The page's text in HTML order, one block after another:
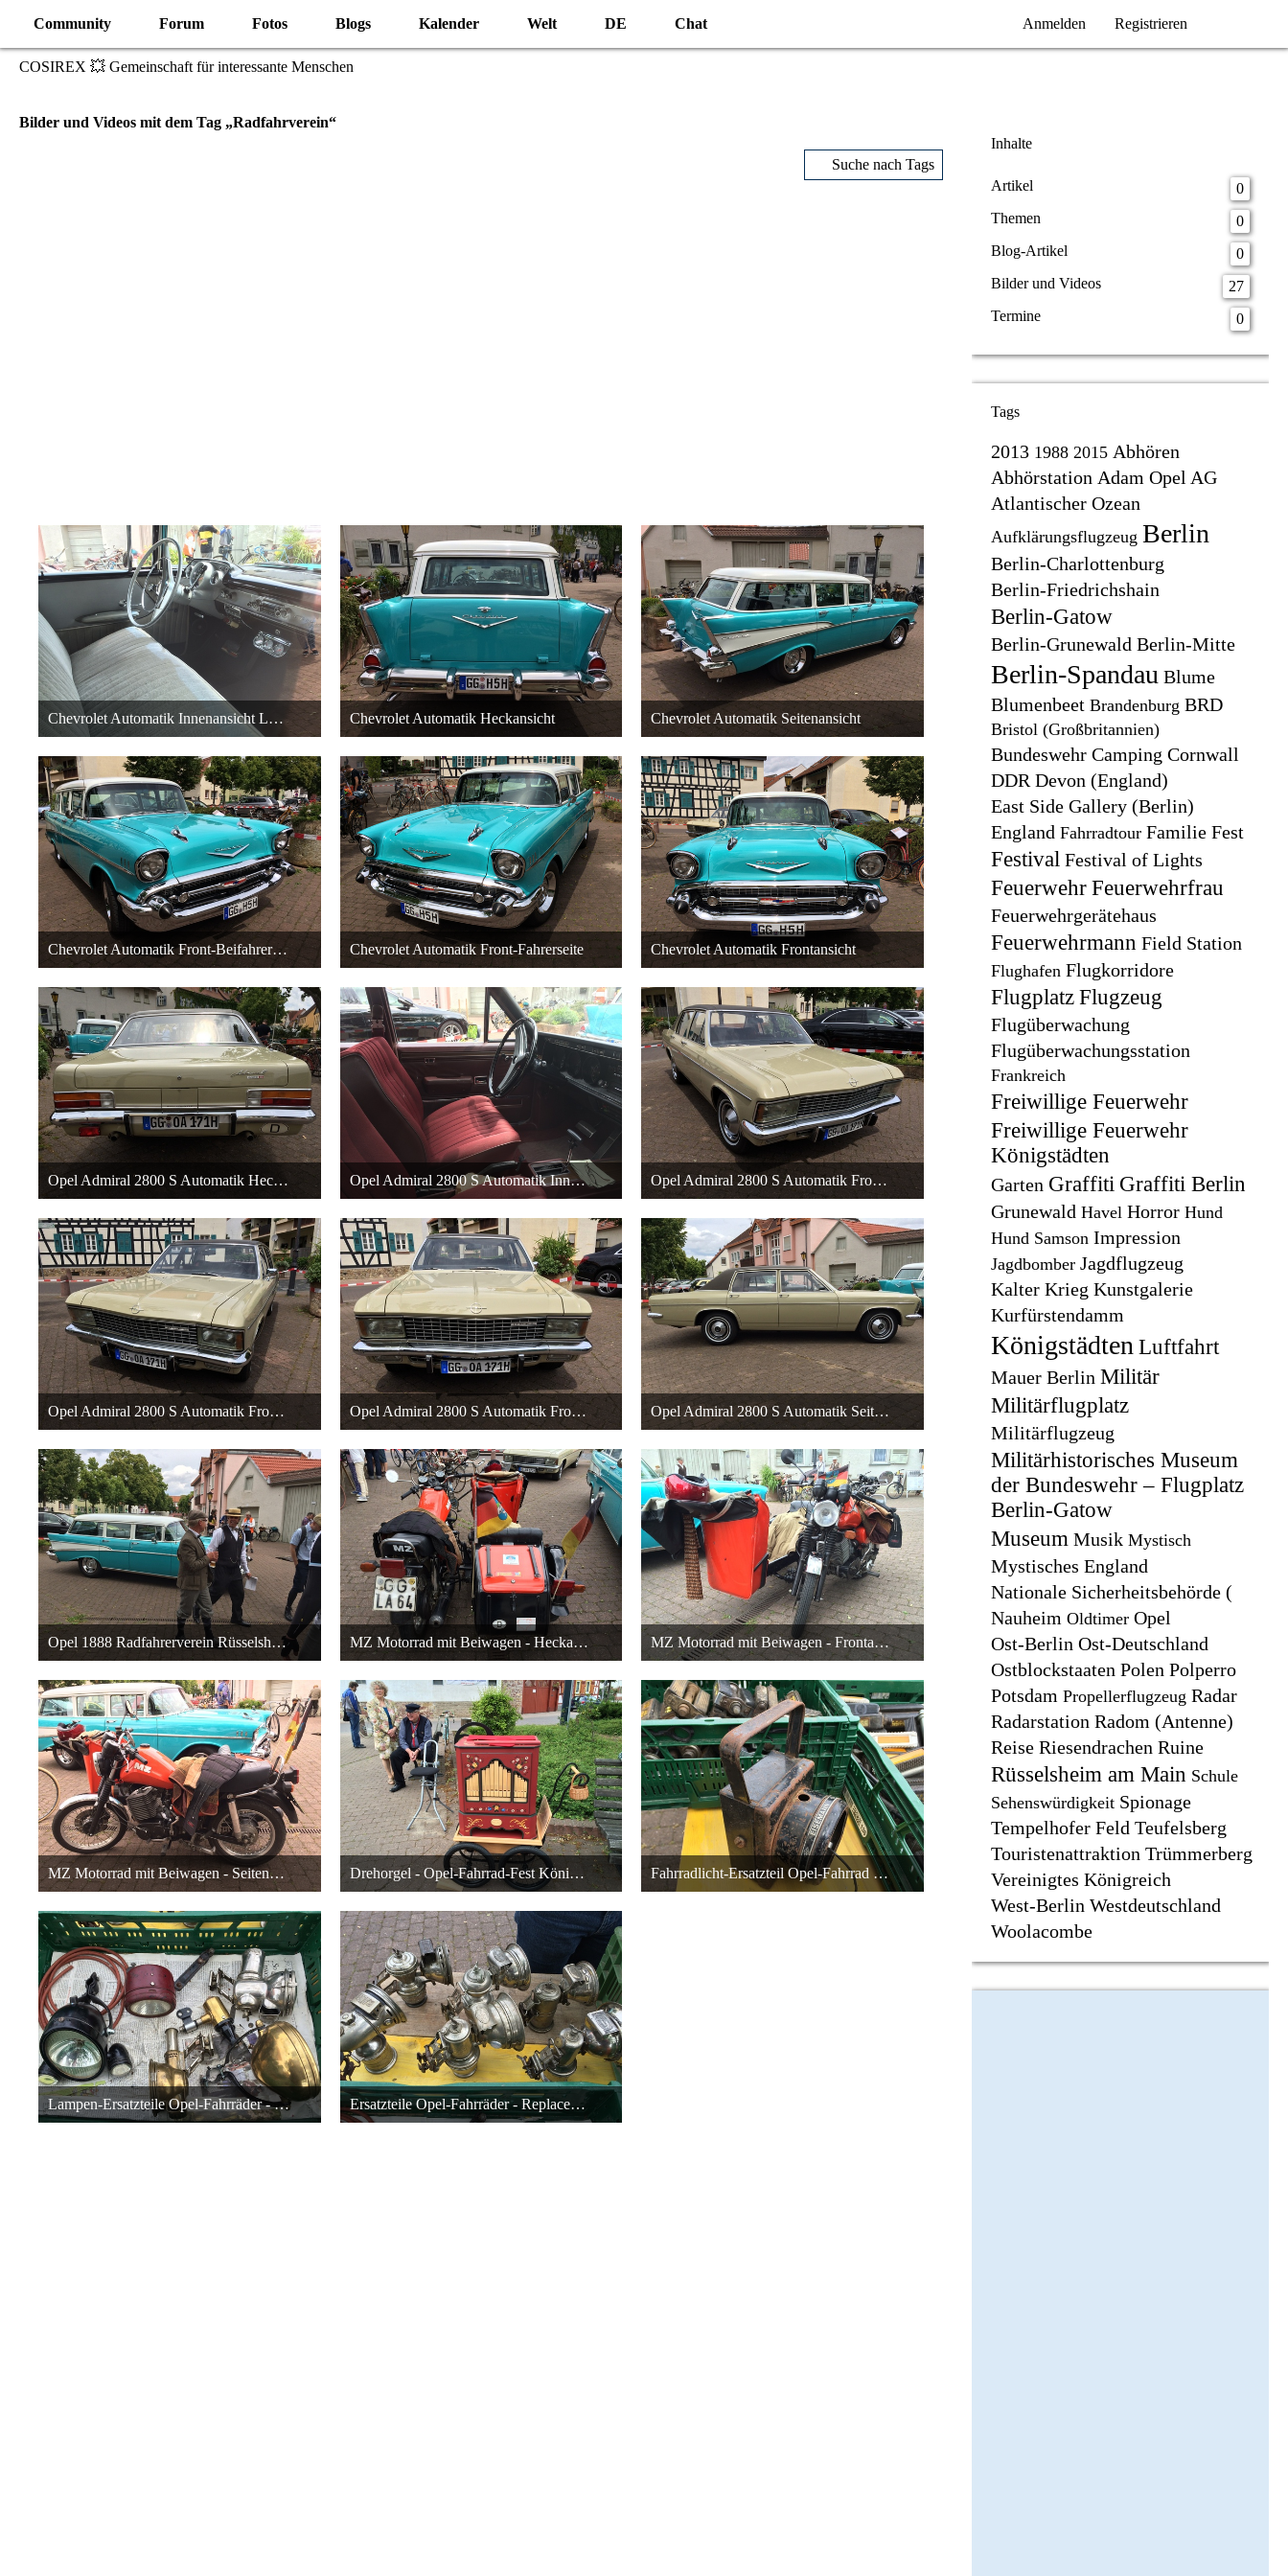
Community Forum Fotos Blogs Kalender Welt DE Chat Anmelden Registrieren
COSIREX 💥 Gemeinschaft für interessante Menschen
Bilder und Videos mit dem Tag „Radfahrverein“
Suche nach Tags
Chevrolet Automatik Innenansicht Lenkradschaltung
22. Dezember 2015 um 20:38
27
Chevrolet Automatik Heckansicht
22. Dezember 2015 um 20:38
27
Chevrolet Automatik Seitenansicht
22. Dezember 2015 um 20:38
27
Chevrolet Automatik Front-Beifahrerseite
22. Dezember 2015 um 20:38
27
Chevrolet Automatik Front-Fahrerseite
22. Dezember 2015 um 20:38
27
Chevrolet Automatik Frontansicht
22. Dezember 2015 um 20:38
27
Opel Admiral 2800 S Automatik Heckansicht
22. Dezember 2015 um 18:59
27
Opel Admiral 2800 S Automatik Innenansicht
22. Dezember 2015 um 18:40
27
Opel Admiral 2800 S Automatik Front-Beifahrerseite
22. Dezember 2015 um 18:40
27
Opel Admiral 2800 S Automatik Front-Fahrerseite
22. Dezember 2015 um 18:40
27
Opel Admiral 2800 S Automatik Frontansicht
22. Dezember 2015 um 18:40
27
Opel Admiral 2800 S Automatik Seitenansicht
22. Dezember 2015 um 18:40
27
Opel 1888 Radfahrerverein Rüsselsheim - History - Opel 1888 Bicycle Club
18. Dezember 2015 um 05:22
27
MZ Motorrad mit Beiwagen - Heckansicht
18. Dezember 2015 um 05:22
27
MZ Motorrad mit Beiwagen - Frontansicht
18. Dezember 2015 um 05:22
27
MZ Motorrad mit Beiwagen - Seitenansicht
18. Dezember 2015 um 05:22
27
Drehorgel - Opel-Fahrrad-Fest Königstädten Opel Bicycle Party
18. Dezember 2015 um 05:22
27
Fahrradlicht-Ersatzteil Opel-Fahrrad - Bicycle Light Replacement Part Opel Bicycle
Lampen-Ersatzteile Opel-Fahrräder - Light Replacement Parts Opel Bicycles Ersatzteile Opel-Fahrräder - Replacement Parts Opel Bicycles
Inhalte
Artikel
0
Themen
0
Blog-Artikel
0
Bilder und Videos
27
Termine
0
Tags
2013 1988 2015 Abhören
Abhörstation Adam Opel AG
Atlantischer Ozean
Aufklärungsflugzeug Berlin
Berlin-Charlottenburg
Berlin-Friedrichshain
Berlin-Gatow
Berlin-Grunewald Berlin-Mitte
Berlin-Spandau Blume
Blumenbeet Brandenburg BRD
Bristol (Großbritannien)
Bundeswehr Camping Cornwall
DDR Devon (England)
East Side Gallery (Berlin)
England Fahrradtour Familie Fest
Festival Festival of Lights
Feuerwehr Feuerwehrfrau
Feuerwehrgerätehaus
Feuerwehrmann Field Station
Flughafen Flugkorridore
Flugplatz Flugzeug
Flugüberwachung
Flugüberwachungsstation
Frankreich
Freiwillige Feuerwehr
Freiwillige Feuerwehr
Königstädten
Garten Graffiti Graffiti Berlin
Grunewald Havel Horror Hund
Hund Samson Impression
Jagdbomber Jagdflugzeug
Kalter Krieg Kunstgalerie
Kurfürstendamm
Königstädten Luftfahrt
Mauer Berlin Militär
Militärflugplatz
Militärflugzeug
Militärhistorisches Museum
der Bundeswehr – Flugplatz
Berlin-Gatow
Museum Musik Mystisch
Mystisches England
Nationale Sicherheitsbehörde (
Nauheim Oldtimer Opel
Ost-Berlin Ost-Deutschland
Ostblockstaaten Polen Polperro
Potsdam Propellerflugzeug Radar
Radarstation Radom (Antenne)
Reise Riesendrachen Ruine
Rüsselsheim am Main Schule
Sehenswürdigkeit Spionage
Tempelhofer Feld Teufelsberg
Touristenattraktion Trümmerberg
Vereinigtes Königreich
West-Berlin Westdeutschland
Woolacombe